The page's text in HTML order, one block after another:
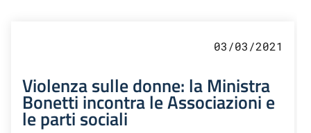
03/03/2021
Violenza sulle donne: la Ministra
Bonetti incontra le Associazioni e
le parti sociali